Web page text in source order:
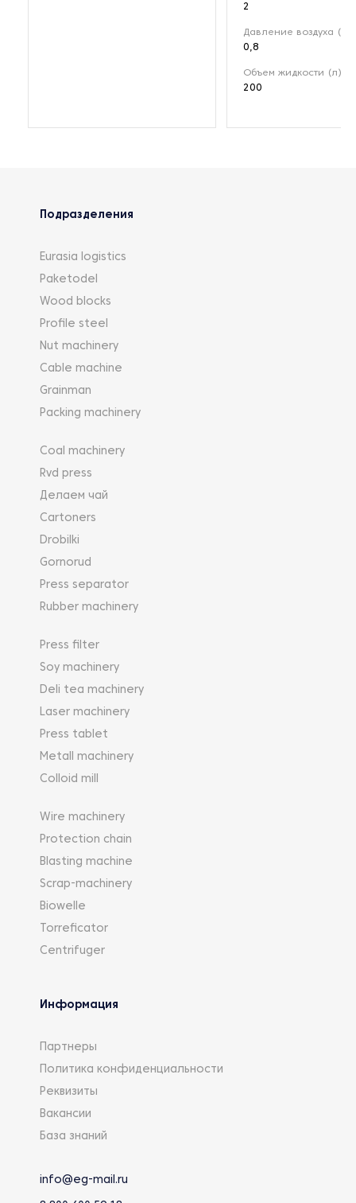
2
Давление воздуха
0,8
Объем жидкости (л)
200
Подразделения
Eurasia logistics
Paketodel
Wood blocks
Profile steel
Nut machinery
Cable machine
Grainman
Packing machinery
Coal machinery
Rvd press
Делаем чай
Cartoners
Drobilki
Gornorud
Press separator
Rubber machinery
Press filter
Soy machinery
Deli tea machinery
Laser machinery
Press tablet
Metall machinery
Colloid mill
Wire machinery
Protection chain
Blasting machine
Scrap-machinery
Biowelle
Torreficator
Centrifuger
Информация
Партнеры
Политика конфиденциальности
Реквизиты
Вакансии
База знаний
info@eg-mail.ru